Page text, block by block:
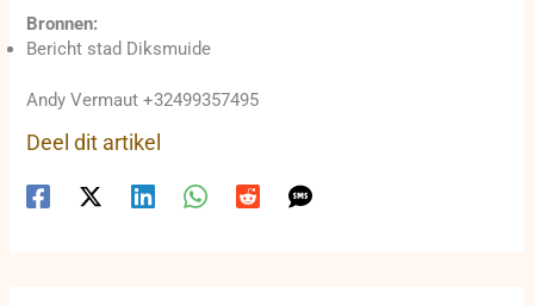
Bronnen:
Bericht stad Diksmuide
Andy Vermaut +32499357495
Deel dit artikel